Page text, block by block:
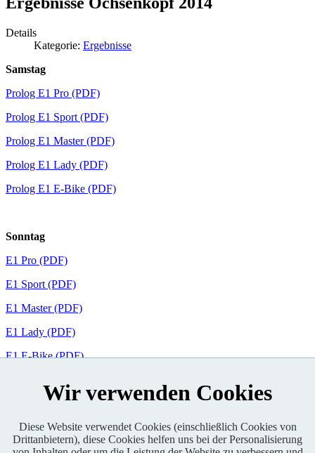
Details
Kategorie: Ergebnisse
Samstag
Prolog E1 Pro (PDF)
Prolog E1 Sport (PDF)
Prolog E1 Master (PDF)
Prolog E1 Lady (PDF)
Prolog E1 E-Bike (PDF)
Sonntag
E1 Pro (PDF)
E1 Sport (PDF)
E1 Master (PDF)
E1 Lady (PDF)
E1 E-Bike (PDF)
Urkundendruck
E1 Pro
Wir verwenden Cookies
Diese Website verwendet Cookies (einschließlich Cookies von
Drittanbietern), diese Cookies helfen uns bei der Personalisierung